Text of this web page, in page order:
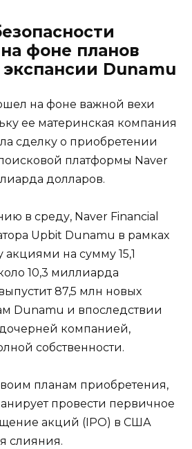
фоне планов
экспансии Dunamu
на фоне важной вехи
ее материнская компания
сделку о приобретении
платформы Naver
долларов.
в среду, Naver Financial
Upbit Dunamu в рамках
на сумму 15,1
10,3 миллиарда
87,5 млн новых
Dunamu и впоследствии
компанией,
собственности.
планам приобретения,
провести первичное
акций (IPO) в США
слияния.